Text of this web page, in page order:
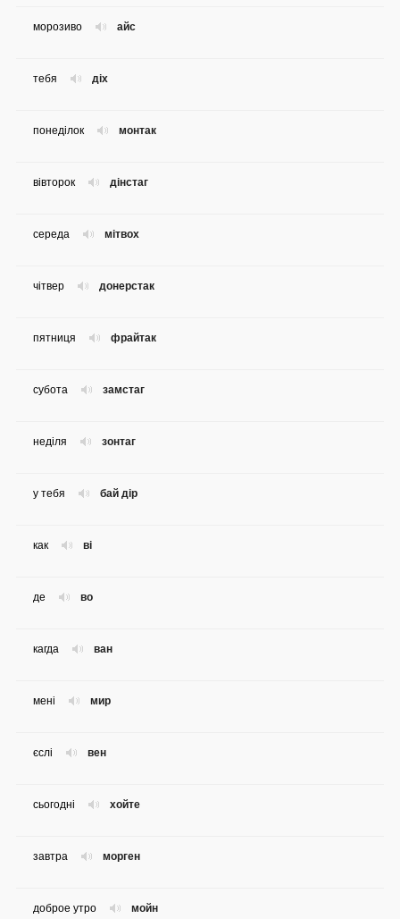
айс
морозиво
діх
тебя
монтак
понеділок
дінстаг
вівторок
мітвох
середа
донерстак
чітвер
фрайтак
пятниця
замстаг
субота
зонтаг
неділя
бай дір
у тебя
ві
как
во
де
ван
кагда
мир
мені
вен
єслі
хойте
сьогодні
морген
завтра
мойн
доброе утро